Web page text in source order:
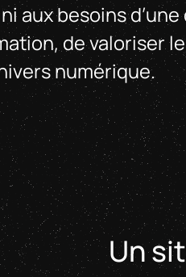
aux besoins
de valoriser
numérique.
Un